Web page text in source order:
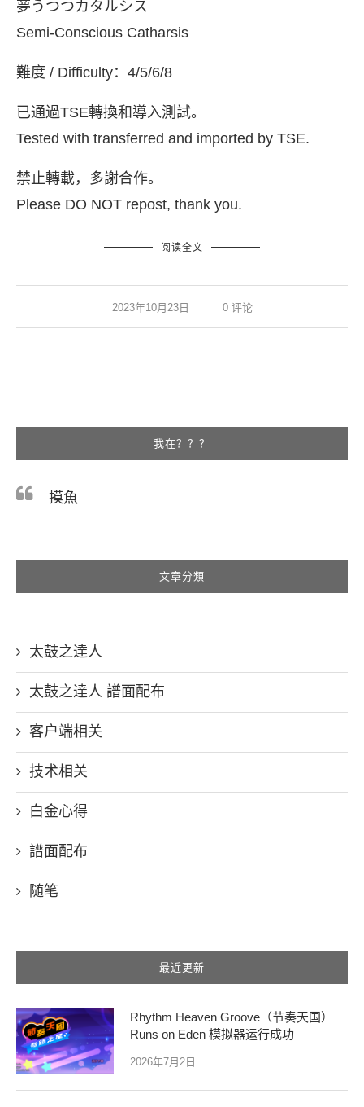
夢うつつカタルシス
Semi-Conscious Catharsis
難度 / Difficulty：4/5/6/8
已通過TSE轉換和導入測試。
Tested with transferred and imported by TSE.
禁止轉載，多謝合作。
Please DO NOT repost, thank you.
阅读全文
2023年10月23日 0 评论
我在？？？
摸魚
文章分類
太鼓之達人
太鼓之達人 譜面配布
客户端相关
技术相关
白金心得
譜面配布
随笔
最近更新
Rhythm Heaven Groove（节奏天国）
Runs on Eden 模拟器运行成功
2026年7月2日